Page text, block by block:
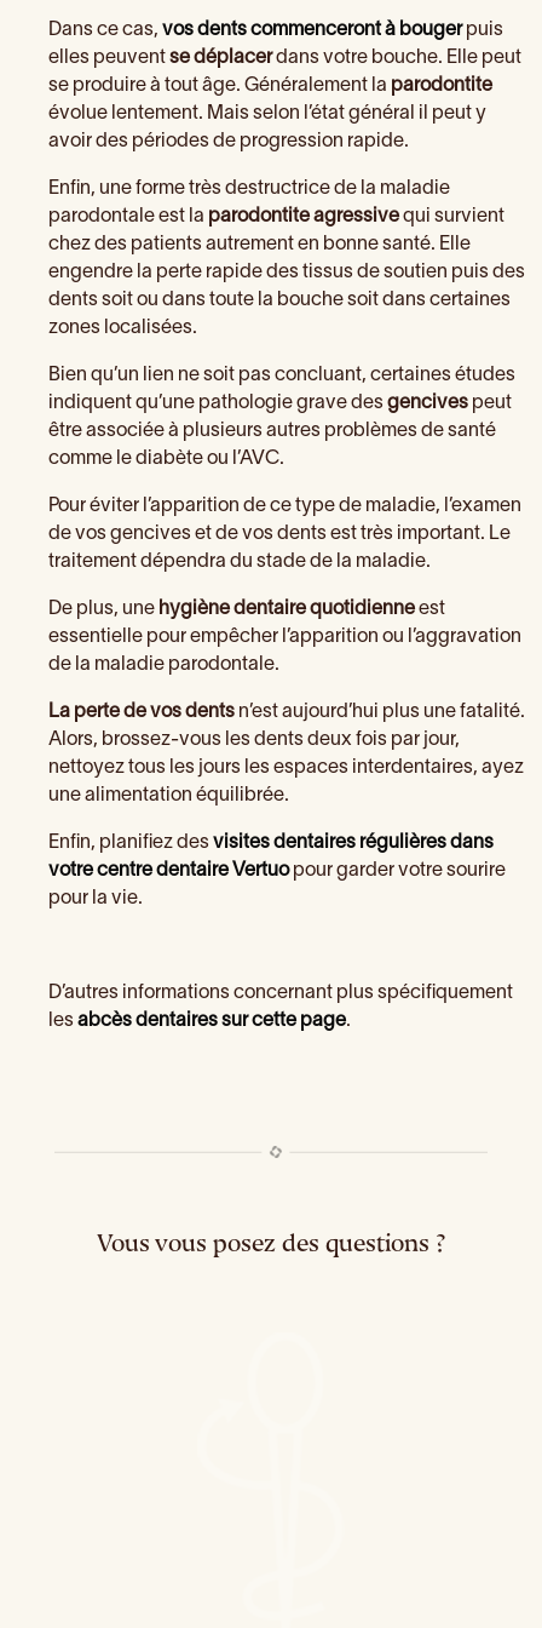
Dans ce cas, vos dents commenceront à bouger puis
elles peuvent se déplacerdans votre bouche. Elle peut
se produire à tout âge. Généralement la parodontite
évolue lentement. Mais selon l’état général il peut y
avoir des périodes de progression rapide.
Enfin, une forme très destructrice de la maladie
parodontale est la parodontite agressive qui survient
chez des patients autrement en bonne santé. Elle
engendre la perte rapide des tissus de soutien puis des
dents soit ou dans toute la bouche soit dans certaines
zones localisées.
Bien qu’un lien ne soit pas concluant, certaines études
indiquent qu’une pathologie grave des gencives peut
être associée à plusieurs autres problèmes de santé
comme le diabète ou l’AVC.
Pour éviter l’apparition de ce type de maladie, l’examen
de vos gencives et de vos dents est très important. Le
traitement dépendra du stade de la maladie.
De plus, une hygiène dentaire quotidienne est
essentielle pour empêcher l’apparition ou l’aggravation
de la maladie parodontale.
La perte de vos dents n’est aujourd’hui plus une fatalité.
Alors, brossez-vous les dents deux fois par jour,
nettoyez tous les jours les espaces interdentaires, ayez
une alimentation équilibrée.
Enfin, planifiez des visites dentaires régulières dans
votre centre dentaire Vertuopour garder votre sourire
pour la vie.
D’autres informations concernant plus spécifiquement
les abcès dentaires sur cette page.
Vous vous posez des questions ?